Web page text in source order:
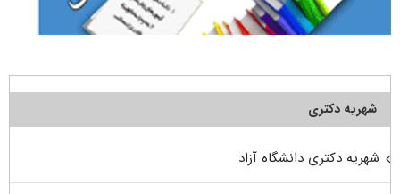
شهریه دکتری
شهریه دکتری دانشگاه آزاد